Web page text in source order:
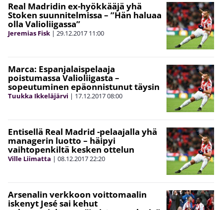
Real Madridin ex-hyökkääjä yhä
Stoken suunnitelmissa – ”Hän haluaa
olla Valioliigassa”
Jeremias Fisk | 29.12.2017 11:00
Marca: Espanjalaispelaaja
poistumassa Valioliigasta –
sopeutuminen epäonnistunut täysin
Tuukka Ikkeläjärvi | 17.12.201708:00
Entisellä Real Madrid -pelaajalla yhä
managerin luotto – häipyi
vaihtopenkiltä kesken ottelun
Ville Liimatta | 08.12.201722:20
Arsenalin verkkoon voittomaalin
iskenyt Jesé sai kehut